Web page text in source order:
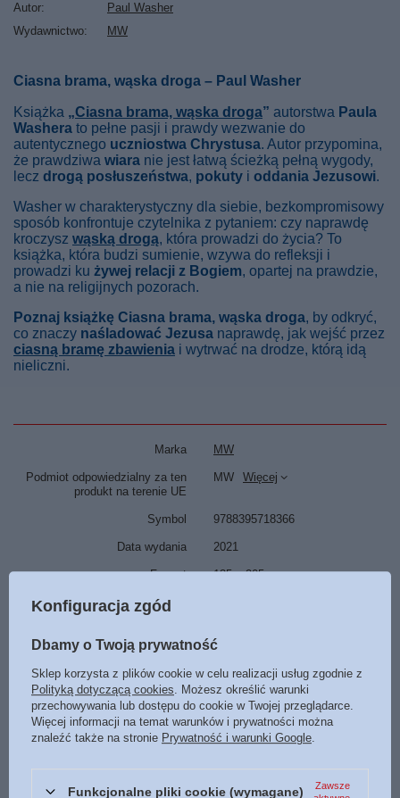
Autor
Paul Washer
Wydawnictwo
MW
Ciasna brama, wąska droga – Paul Washer
Książka „Ciasna brama, wąska droga” autorstwa Paula
Washera to pełne pasji i prawdy wezwanie do
autentycznego uczniostwa Chrystusa. Autor przypomina,
że prawdziwa wiara nie jest łatwą ścieżką pełną wygody,
lecz drogą posłuszeństwa, pokuty i oddania Jezusowi.
Washer w charakterystyczny dla siebie, bezkompromisowy
sposób konfrontuje czytelnika z pytaniem: czy naprawdę
kroczysz wąską drogą, która prowadzi do życia? To
książka, która budzi sumienie, wzywa do refleksji i
prowadzi ku żywej relacji z Bogiem, opartej na prawdzie,
a nie na religijnych pozorach.
Poznaj książkę Ciasna brama, wąska droga, by odkryć,
co znaczy naśladować Jezusa naprawdę, jak wejść przez
ciasną bramę zbawienia i wytrwać na drodze, którą idą
nieliczni.
Marka MW
Podmiot odpowiedzialny za ten
produkt na terenie UE
MW Więcej
Symbol 9788395718366
Data wydania 2021
Format 135 x 205 mm
Oprawa
Język polski
POLECAMY
Konfiguracja zgód
Dbamy o Twoją prywatność
Sklep korzysta z plików cookie w celu realizacji usług zgodnie z
Polityką dotyczącą cookies . Możesz określić warunki
przechowywania lub dostępu do cookie w Twojej przeglądarce.
Więcej informacji na temat warunków i prywatności można
znaleźć także na stronie Prywatność i warunki Google
Funkcjonalne pliki cookie (wymagane)
Zawsze